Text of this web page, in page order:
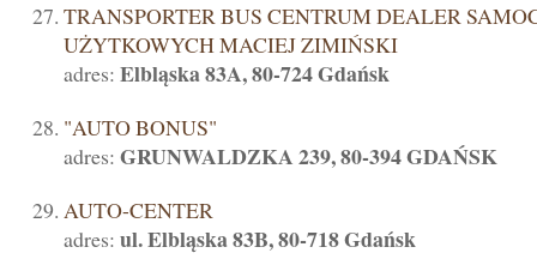
TRANSPORTER BUS CENTRUM DEALER
UŻYTKOWYCH MACIEJ ZIMIŃSKI
adres: Elbląska 83A, 80-724 Gdańsk
"AUTO BONUS"
adres: GRUNWALDZKA 239, 80-394 GDAŃSK
AUTO-CENTER
adres: ul. Elbląska 83B, 80-718 Gdańsk